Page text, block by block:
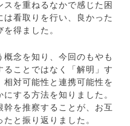
を重ねるなかで感じた困
看取りを行い、良かった
得ました。
念を知り、今回のもやも
ことではなく「解明」す
対可能性と連携可能性を
する方法を知りました。
を推察することが、お互
と振り返りました。